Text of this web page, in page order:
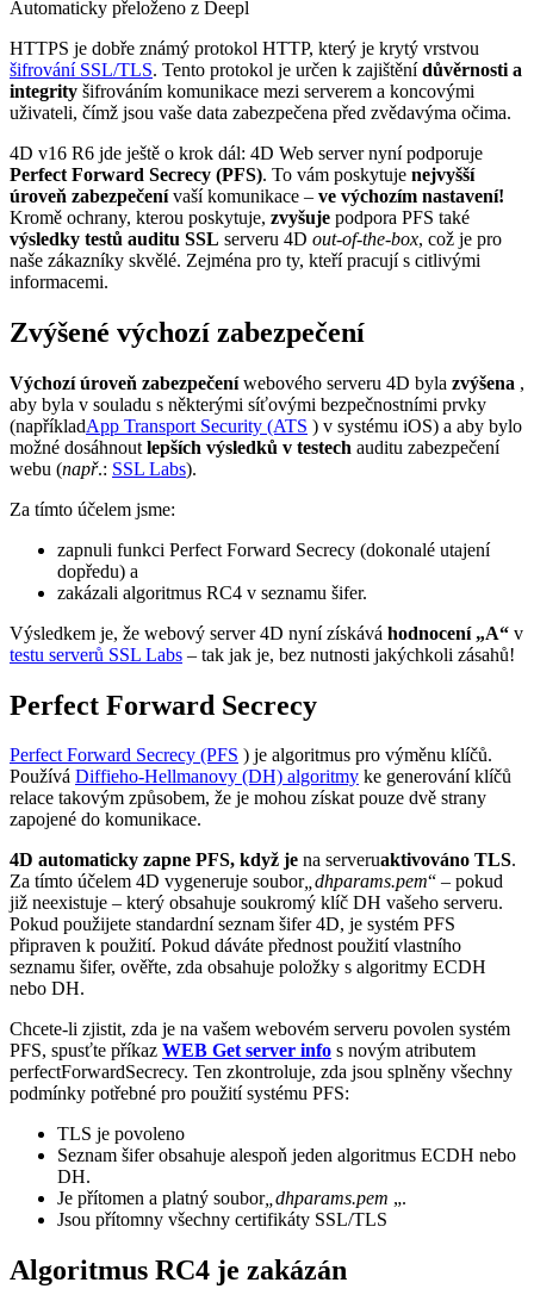
Automaticky přeloženo z Deepl
HTTPS je dobře známý protokol HTTP, který je krytý vrstvou
šifrování SSL/TLS. Tento protokol je určen k zajištěnídůvěrnosti a
integrity šifrováním komunikace mezi serverem a koncovými
uživateli, čímž jsou vaše data zabezpečena před zvědavýma očima.
4D v16 R6 jde ještě o krok dál: 4D Web server nyní podporuje
Perfect Forward Secrecy (PFS). To vám poskytuje nejvyšší
úroveň zabezpečenívaší komunikace – ve výchozím nastavení!
Kromě ochrany, kterou poskytuje, zvyšuje podpora PFS také
výsledky testů auditu SSL serveru 4D out-of-the-box, což je pro
naše zákazníky skvělé. Zejména pro ty, kteří pracují s citlivými
informacemi.
Zvýšené výchozí zabezpečení
Výchozí úroveň zabezpečeníwebového serveru 4D byla zvýšena ,
aby byla v souladu s některými síťovými bezpečnostními prvky
(napříkladApp Transport Security (ATS ) v systému iOS) a aby bylo
možné dosáhnout lepších výsledků v testech auditu zabezpečení
webu (např.: SSL Labs).
Za tímto účelem jsme:
zapnuli funkci Perfect Forward Secrecy (dokonalé utajení
dopředu) a
zakázali algoritmus RC4 v seznamu šifer.
Výsledkem je, že webový server 4D nyní získává hodnocení „A“ v
testu serverů SSL Labs – tak jak je, bez nutnosti jakýchkoli zásahů!
Perfect Forward Secrecy
Perfect Forward Secrecy (PFS ) je algoritmus pro výměnu klíčů.
Používá Diffieho-Hellmanovy (DH) algoritmy ke generování klíčů
relace takovým způsobem, že je mohou získat pouze dvě strany
zapojené do komunikace.
4D automaticky zapne PFS, když je na serveruaktivováno TLS.
Za tímto účelem 4D vygeneruje soubor„dhparams.pem“ – pokud
již neexistuje – který obsahuje soukromý klíč DH vašeho serveru.
Pokud použijete standardní seznam šifer 4D, je systém PFS
připraven k použití. Pokud dáváte přednost použití vlastního
seznamu šifer, ověřte, zda obsahuje položky s algoritmy ECDH
nebo DH.
Chcete-li zjistit, zda je na vašem webovém serveru povolen systém
PFS, spusťte příkaz WEB Get server info s novým atributem
perfectForwardSecrecy. Ten zkontroluje, zda jsou splněny všechny
podmínky potřebné pro použití systému PFS:
TLS je povoleno
Seznam šifer obsahuje alespoň jeden algoritmus ECDH nebo
DH.
Je přítomen a platný soubor„dhparams.pem „.
Jsou přítomny všechny certifikáty SSL/TLS
Algoritmus RC4 je zakázán